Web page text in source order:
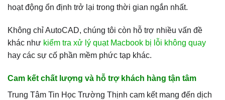
hoạt động ổn định trở lại trong thời gian ngắn nhất.
Không chỉ AutoCAD, chúng tôi còn hỗ trợ nhiều vấn đề
khác như kiểm tra xử lý quạt Macbook bị lỗi không quay
hay các sự cố phần mềm phức tạp khác.
Cam kết chất lượng và hỗ trợ khách hàng tận tâm
Trung Tâm Tin Học Trường Thịnh cam kết mang đến dịch